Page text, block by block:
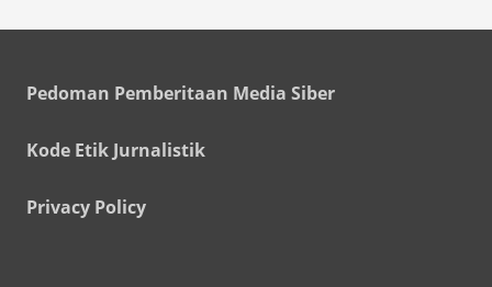
Pedoman Pemberitaan Media Siber
Kode Etik Jurnalistik
Privacy Policy